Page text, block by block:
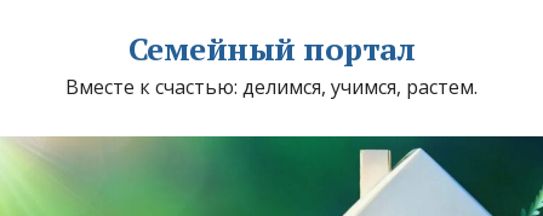
Семейный портал
Вместе к счастью: делимся, учимся, растем.